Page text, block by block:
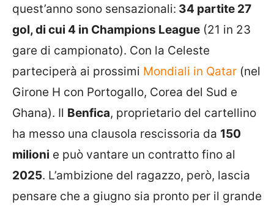
quest’anno sono sensazionali: 34 partite 27
gol, di cui 4 in Champions League (21 in 23
gare di campionato). Con la Celeste
parteciperà ai prossimi Mondiali in Qatar (nel
Girone H con Portogallo, Corea del Sud e
Ghana). Il Benfica, proprietario del cartellino
ha messo una clausola rescissoria da 150
milioni e può vantare un contratto fino al
2025. L’ambizione del ragazzo, però, lascia
pensare che a giugno sia pronto per il grande